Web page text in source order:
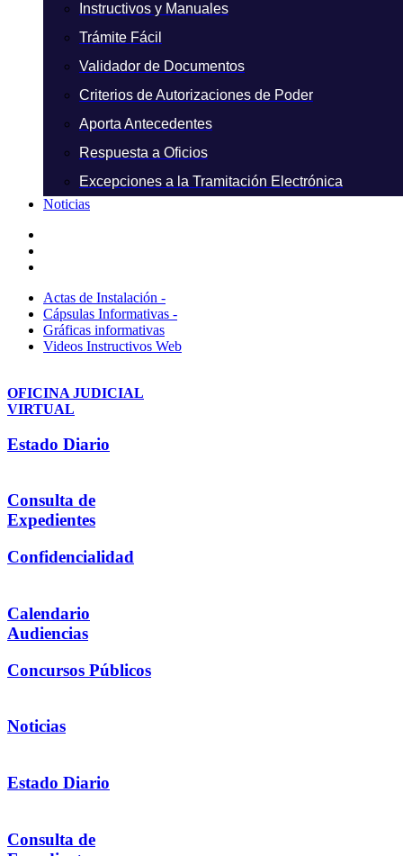
Instructivos y Manuales
Trámite Fácil
Validador de Documentos
Criterios de Autorizaciones de Poder
Aporta Antecedentes
Respuesta a Oficios
Excepciones a la Tramitación Electrónica
Noticias
Actas de Instalación -
Cápsulas Informativas -
Gráficas informativas
Videos Instructivos Web
OFICINA JUDICIAL
VIRTUAL
Estado Diario
Consulta de
Expedientes
Confidencialidad
Calendario
Audiencias
Concursos Públicos
Noticias
Estado Diario
Consulta de